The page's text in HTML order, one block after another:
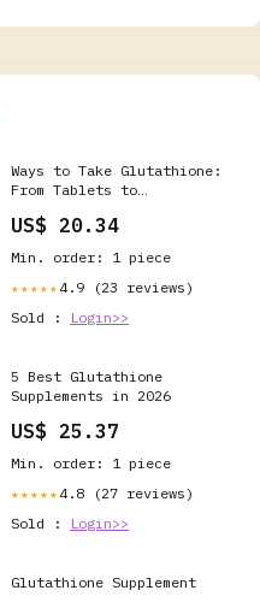
Ways to Take Glutathione:
From Tablets to
US$ 20.34
Min. order: 1 piece
★★★★★ 4.9 (23 reviews)
Sold :
Login>>
5 Best Glutathione
Supplements in 2026
US$ 25.37
Min. order: 1 piece
★★★★★ 4.8 (27 reviews)
Sold :
Login>>
Glutathione Supplement